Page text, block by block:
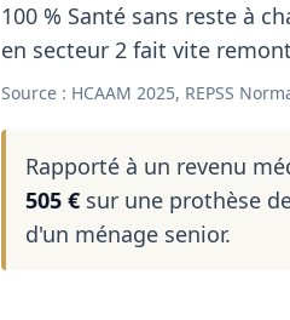
100 % Santé sans reste à
en secteur 2 fait vite
Source : HCAAM 2025, REPSS
Rapporté à un revenu
505 € sur une prothèse
d'un ménage senior.